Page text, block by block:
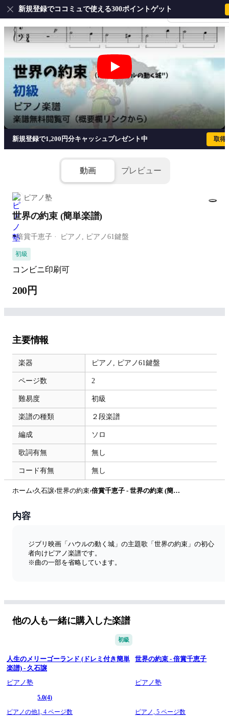
会員登録・ログイ
新規登録でココミュで使える300ポイントゲット
世界の約束 (簡単楽譜) - 倍賞千恵子
新規登録で1,200円分キャッシュプレゼント中 取得
動画 プレビュー
ピアノ塾
世界の約束 (簡単楽譜)
-倍賞千恵子 ピアノ, ピアノ61鍵盤
初級
コンビニ印刷可
200円
主要情報
楽器 ピアノ, ピアノ61鍵盤
ページ数 2
難易度 初級
楽譜の種類 ２段楽譜
編成 ソロ
歌詞有無 無し
コード有無 無し
ホーム›久石譲›世界の約束› 倍賞千恵子 - 世界の約束 (簡単楽譜) by ピアノ塾
内容
ジブリ映画「ハウルの動く城」の主題歌「世界の約束」の初心
者向けピアノ楽譜です。
※曲の一部を省略しています。
他の人も一緒に購入した楽譜
初級
人生のメリーゴーランド (ドレミ付き簡単
楽譜) - 久石譲
ピアノ塾
5.0(4)
ピアノの他1, 4 ページ数
世界の約束 - 倍賞千恵子
ピアノ塾
ピアノ,5 ページ数